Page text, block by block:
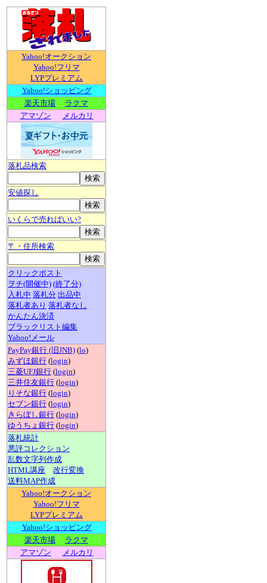
Yahoo!オークション
Yahoo!フリマ
LYPプレミアム
Yahoo!ショッピング
楽天市場
ラクマ
アマゾン
メルカリ
落札品検索
安値探し
いくらで売ればいい?
〒・住所検索
クリックポスト
ヲチ(開催中) (終了分)
入札中 落札分 出品中
落札者あり 落札者なし
かんたん決済
ブラックリスト編集
Yahoo!メール
PayPay銀行 (旧JNB) (lo)
みずほ銀行 (login)
三菱UFJ銀行 (login)
三井住友銀行 (login)
りそな銀行 (login)
セブン銀行 (login)
きらぼし銀行 (login)
ゆうちょ銀行 (login)
落札統計
悪評コレクション
乱数文字列作成
HTML講座
改行変換
送料MAP作成
Yahoo!オークション
Yahoo!フリマ
LYPプレミアム
Yahoo!ショッピング
楽天市場
ラクマ
アマゾン
メルカリ